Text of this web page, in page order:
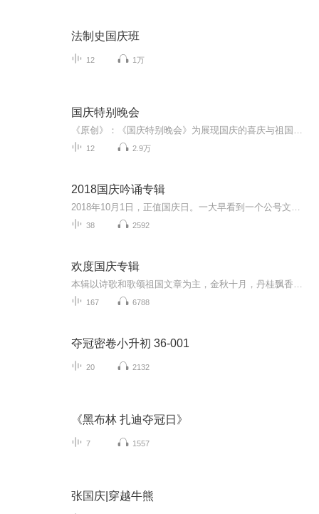
法制史国庆班
12 1万
国庆特别晚会
12 2.9万
2018国庆吟诵专辑
38 2592
欢度国庆专辑
167 6788
夺冠密卷小升初 36-001
20 2132
《黑布林 扎迪夺冠日》
7 1557
张国庆|穿越牛熊